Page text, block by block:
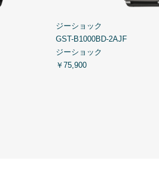
ジーショック
GST-B1000BD-2AJF
ジーショック
￥75,900